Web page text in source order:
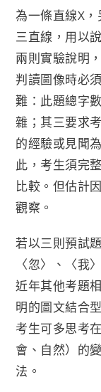
為一條直線X
三直線，用以
兩則實驗說明
判讀圖像時必
難：此題總字
雜；其三要求
的經驗或見聞
此，考生須完
比較。但估計
觀察。
若以三則預試
〈忽〉、〈我
近年其他考題
明的圖文結合
考生可多思考
會、自然）的
法。